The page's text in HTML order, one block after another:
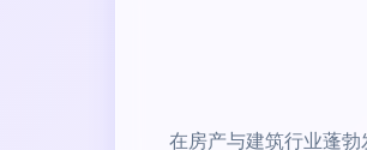
在房产与建筑行业蓬